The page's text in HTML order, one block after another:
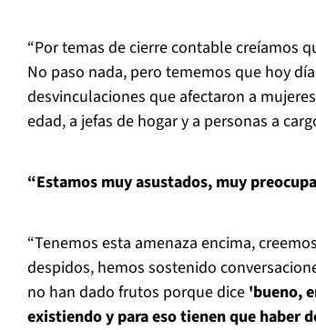
“Por temas de cierre contable creíamos
No paso nada, pero tememos que hoy
desvinculaciones que afectaron a
edad, a jefas de hogar y a personas a
“Estamos muy asustados, muy
“Tenemos esta amenaza encima,
despidos, hemos sostenido
no han dado frutos porque dice 'bueno,
existiendo y para eso tienen que haber